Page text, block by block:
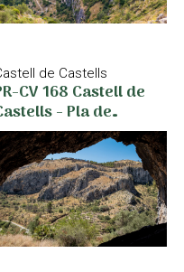
de Castells
CV 168 Castell de
- Pla de
- Barranc de
- Benimassot